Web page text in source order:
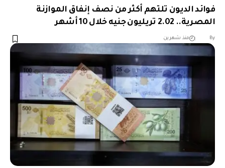
فوائد الديون تلتهم أكثر من نصف إنفاق الموازنة
المصرية.. 2.02 تريليون جنيه خلال 10 أشهر
By منذ شهرين